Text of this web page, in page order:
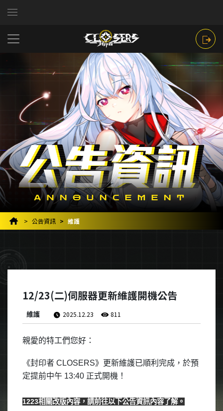
公告資訊 維護
12/23(二)伺服器更新維護開機公告
維護 2025.12.23 811
親愛的特工們您好：
《封印者 CLOSERS》更新維護已順利完成，於預
定提前中午 13:40 正式開機！
1223相關改版內容，請前往以下公告資訊內容了解。